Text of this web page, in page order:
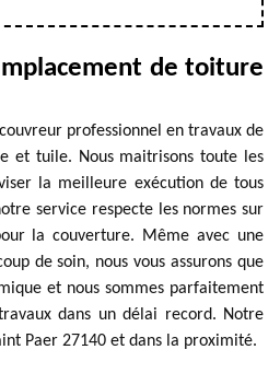
de toiture
professionnel en travaux de
et tuile. Nous maitrisons toute les
la meilleure exécution de tous
service respecte les normes sur
la couverture. Même avec une
de soin, nous vous assurons que
et nous sommes parfaitement
dans un délai record. Notre
Paer 27140 et dans la proximité.